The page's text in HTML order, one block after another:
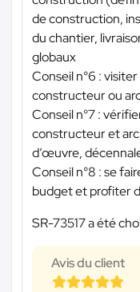
de construction,
du chantier,
globaux
Conseil n°6 :
constructeur ou
Conseil n°7 :
constructeur et
d’œuvre,
Conseil n°8 : se
budget et profiter
SR-73517 a été
Avis du client